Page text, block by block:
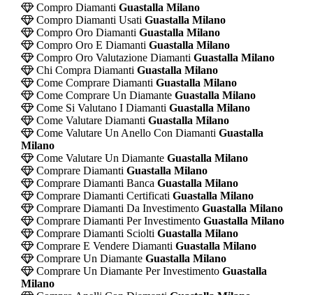
Compro Diamanti Guastalla Milano
Compro Diamanti Usati Guastalla Milano
Compro Oro Diamanti Guastalla Milano
Compro Oro E Diamanti Guastalla Milano
Compro Oro Valutazione Diamanti Guastalla Milano
Chi Compra Diamanti Guastalla Milano
Come Comprare Diamanti Guastalla Milano
Come Comprare Un DiamanteGuastalla Milano
Come Si Valutano I Diamanti Guastalla Milano
Come Valutare Diamanti Guastalla Milano
Come Valutare Un Anello Con Diamanti Guastalla
Milano
Come Valutare Un DiamanteGuastalla Milano
Comprare Diamanti Guastalla Milano
Comprare Diamanti Banca Guastalla Milano
Comprare Diamanti Certificati Guastalla Milano
Comprare Diamanti Da InvestimentoGuastalla Milano
Comprare Diamanti Per InvestimentoGuastalla Milano
Comprare Diamanti Sciolti Guastalla Milano
Comprare E Vendere Diamanti Guastalla Milano
Comprare Un DiamanteGuastalla Milano
Comprare Un Diamante Per InvestimentoGuastalla
Milano